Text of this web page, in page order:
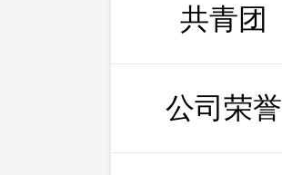
共青团
公司荣誉